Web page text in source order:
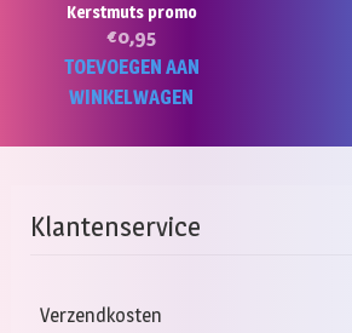
Kerstmuts promo
€0,95
TOEVOEGEN AAN
WINKELWAGEN
Klantenservice
Verzendkosten